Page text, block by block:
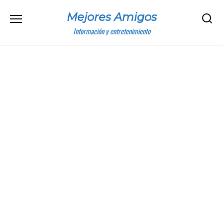
Mejores Amigos
Información y entretenimiento